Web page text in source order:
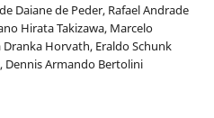
Daiane de Peder, Rafael Andrade
Hirata Takizawa, Marcelo
Dranka Horvath, Eraldo Schunk
Dennis Armando Bertolini